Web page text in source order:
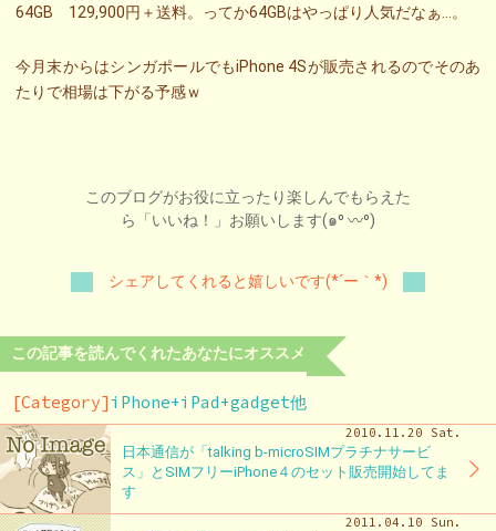
64GB 129,900円＋送料。ってか64GBはやっぱり人気だなぁ…。
今月末からはシンガポールでもiPhone 4Sが販売されるのでそのあ
たりで相場は下がる予感ｗ
このブログがお役に立ったり楽しんでもらえた
ら「いいね！」お願いします(๑⁰ 〰⁰)
シェアしてくれると嬉しいです(*´ー｀*)
この記事を読んでくれたあなたにオススメ
[Category]iPhone+iPad+gadget他
2010.11.20 Sat.
日本通信が「talking b-microSIMプラチナサービ
ス」とSIMフリーiPhone４のセット販売開始してま
す
2011.04.10 Sun.